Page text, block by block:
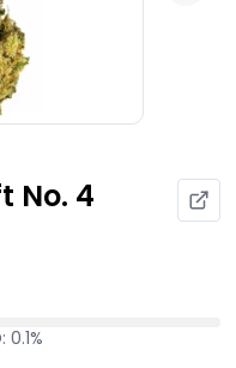
No. 4
0.1%